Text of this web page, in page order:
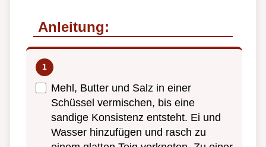
Anleitung:
Mehl, Butter und Salz in einer
Schüssel vermischen, bis eine
sandige Konsistenz entsteht. Ei und
Wasser hinzufügen und rasch zu